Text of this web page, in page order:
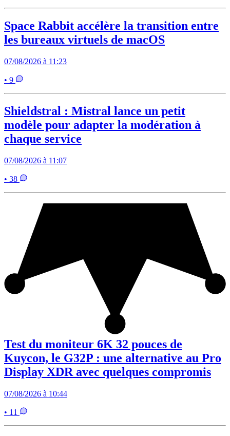
Space Rabbit accélère la transition entre
les bureaux virtuels de macOS
07/08/2026 à 11:23
• 9
Shieldstral : Mistral lance un petit
modèle pour adapter la modération à
chaque service
07/08/2026 à 11:07
• 38
Test du moniteur 6K 32 pouces de
Kuycon, le G32P : une alternative au Pro
Display XDR avec quelques compromis
07/08/2026 à 10:44
• 11